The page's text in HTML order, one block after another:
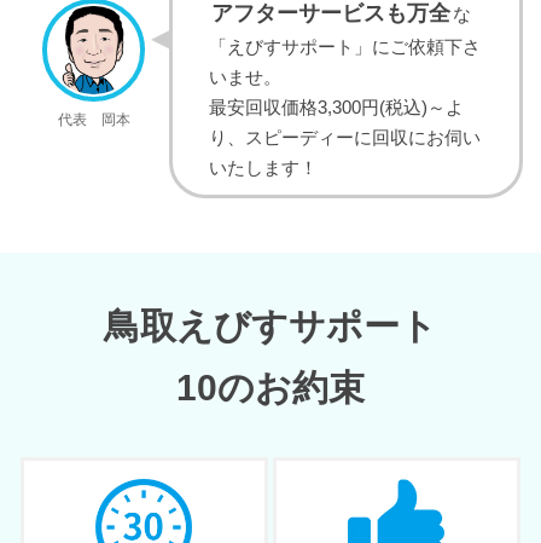
代表 岡本
アフターサービスも万全な
「えびすサポート」にご依頼下さ
いませ。
最安回収価格3,300円(税込)～よ
り、スピーディーに回収にお伺い
いたします！
鳥取えびすサポート
10のお約束